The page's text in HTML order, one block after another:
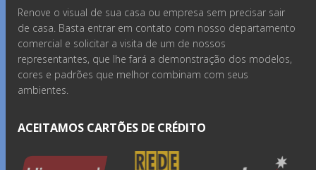
Renove o visual de sua casa ou empresa sem precisar sair
de casa. Basta entrar em contato com nosso departamento
comercial e solicitar a visita de um de nossos
representantes, que lhe fará a demonstração dos modelos,
cores e padrões que melhor combinam com seus
ambientes.
ACEITAMOS CARTÕES DE CRÉDITO